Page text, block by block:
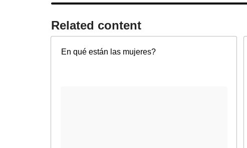
Related content​
En qué están las mujeres?